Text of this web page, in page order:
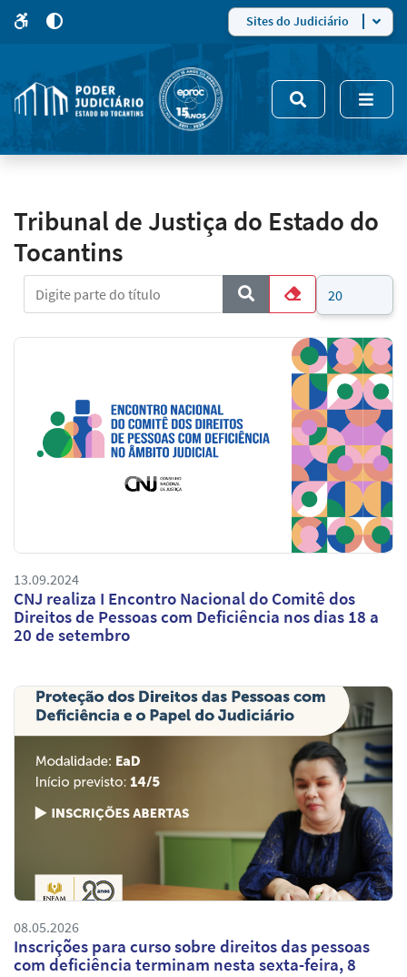
para
site
5
modo
de
alto
Sites do Judiciário
Tribunal de Justiça do Estado do
Tocantins
Digite parte do título
Limpar
Mostrar #
13.09.2024
CNJ realiza I Encontro Nacional do Comitê dos
Direitos de Pessoas com Deficiência nos dias 18 a
20 de setembro
08.05.2026
Inscrições para curso sobre direitos das pessoas
com deficiência terminam nesta sexta-feira, 8